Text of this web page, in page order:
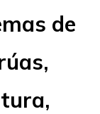
de